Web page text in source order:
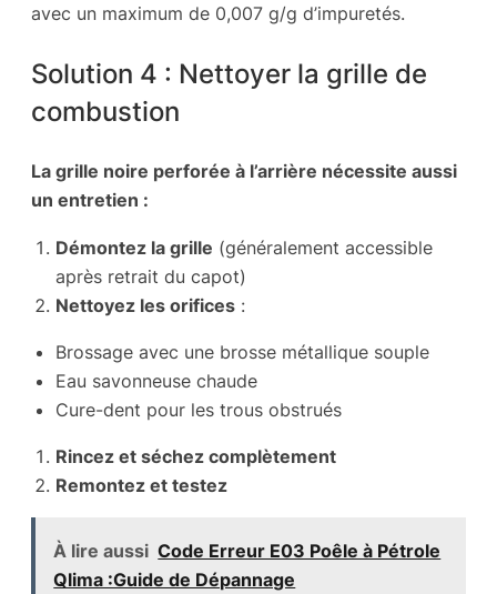
avec un maximum de 0,007 g/g d’impuretés.
Solution 4 : Nettoyer la grille de
combustion
La grille noire perforée à l’arrière nécessite aussi
un entretien :
Démontez la grille (généralement accessible
après retrait du capot)
Nettoyez les orifices :
Brossage avec une brosse métallique souple
Eau savonneuse chaude
Cure-dent pour les trous obstrués
Rincez et séchez complètement
Remontez et testez
À lire aussi Code Erreur E03 Poêle à Pétrole
Qlima :Guide de Dépannage